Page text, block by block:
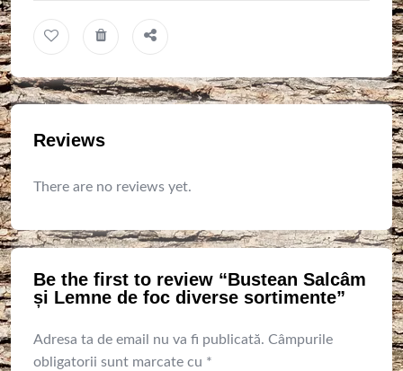
Reviews
There are no reviews yet.
Be the first to review “Bustean Salcâm
și Lemne de foc diverse sortimente”
Adresa ta de email nu va fi publicată. Câmpurile
obligatorii sunt marcate cu *